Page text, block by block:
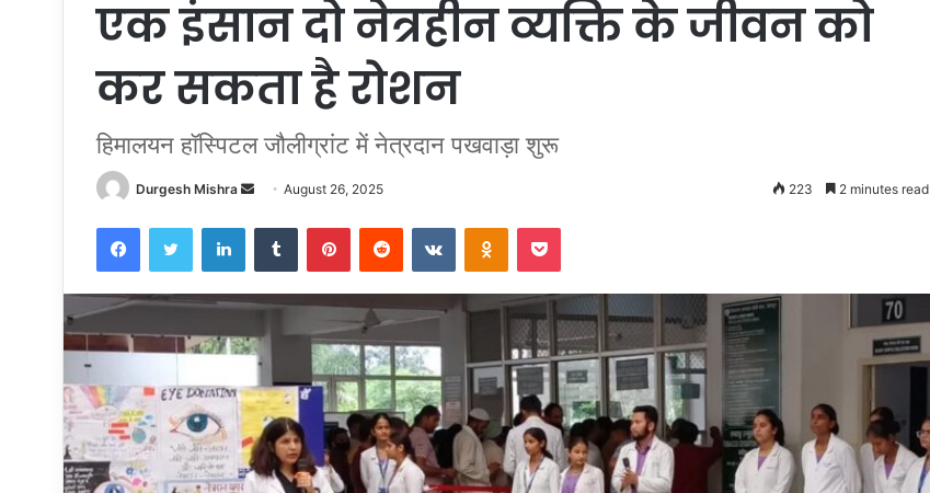
एक इंसान दो नेत्रहीन व्यक्ति के जीवन को
कर सकता है रोशन
हिमालयन हॉस्पिटल जौलीग्रांट में नेत्रदान पखवाड़ा शुरू
Durgesh Mishra
Send
email
August 26, 2025 223 2 minutes read
FacebookTwitterLinkedInTumblrPinterestRedditVKontakteOdnoklassniki
Pocket